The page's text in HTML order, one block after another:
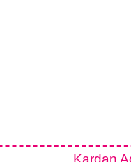
Kardan